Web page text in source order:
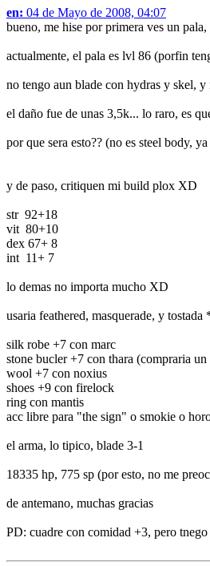
en: 04 de Mayo de 2008, 04:07
bueno, me hise por primera ves un
actualmente, el pala es lvl 86 (porfin
no tengo aun blade con hydras y skel,
el daño fue de unas 3,5k... lo raro, es
por que sera esto?? (no es steel body,
y de paso, critiquen mi build plox XD
str 92+18
vit 80+10
dex 67+ 8
int 11+ 7
lo demas no importa mucho XD
usaria feathered, masquerade, y tostada
silk robe +7 con marc
stone bucler +7 con thara (compraria
wool +7 con noxius
shoes +9 con firelock
ring con mantis
acc libre para "the sign" o smokie o
el arma, lo tipico, blade 3-1
18335 hp, 775 sp (por esto, no me
de antemano, muchas gracias
PD: cuadre con comidad +3, pero